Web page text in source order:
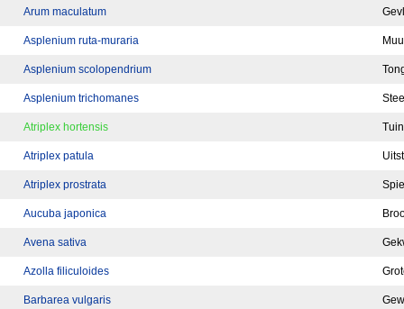
Arum maculatum
Asplenium ruta-muraria
Asplenium scolopendrium
Asplenium trichomanes
Atriplex hortensis
Atriplex patula
Atriplex prostrata
Aucuba japonica
Avena sativa
Azolla filiculoides
Barbarea vulgaris